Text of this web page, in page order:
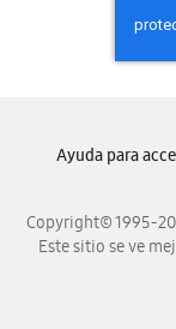
Copyright© 1995-
Este sitio se ve
Ayuda para